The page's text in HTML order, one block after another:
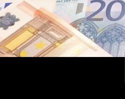
Skip
to
content